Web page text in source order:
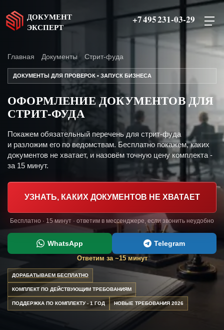
ДОКУМЕНТ
ЭКСПЕРТ
+7 495 231-03-29
Главная Документы Стрит-фуда
ДОКУМЕНТЫ ДЛЯ ПРОВЕРОК • ЗАПУСК БИЗНЕСА
ОФОРМЛЕНИЕ ДОКУМЕНТОВ ДЛЯ
СТРИТ-ФУДА
Покажем обязательный перечень для стрит-фуда
и разложим его по ведомствам. Бесплатно покажем, каких
документов не хватает, и назовём точную цену комплекта -
за 15 минут.
УЗНАТЬ, КАКИХ ДОКУМЕНТОВ НЕ ХВАТАЕТ
Бесплатно · 15 минут · ответим в мессенджере, если звонить неудобно
WhatsApp Telegram
Ответим за ~15 минут
ДОРАБАТЫВАЕМ БЕСПЛАТНО
КОМПЛЕКТ ПО ДЕЙСТВУЮЩИМ ТРЕБОВАНИЯМ
ПОДДЕРЖКА ПО КОМПЛЕКТУ - 1 ГОД НОВЫЕ ТРЕБОВАНИЯ 2026